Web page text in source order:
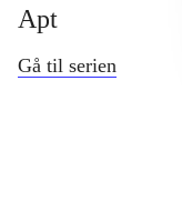
Apt
Gå til serien